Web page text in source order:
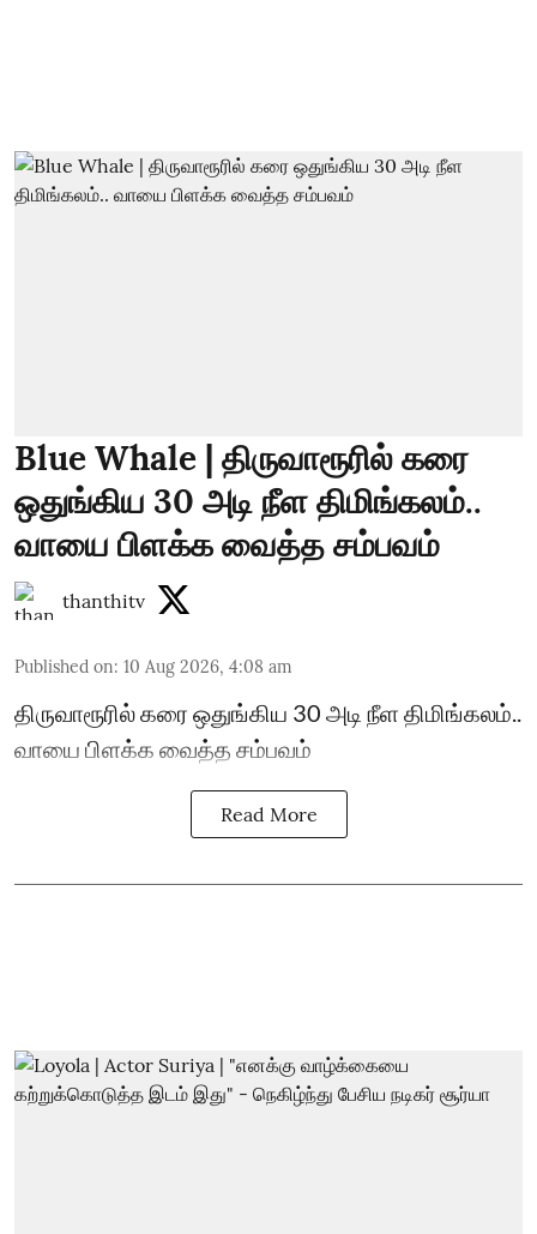
Blue Whale | திருவாரூரில் கரை
ஒதுங்கிய 30 அடி நீள திமிங்கலம்..
வாயை பிளக்க வைத்த சம்பவம்
thanthitv
Published on: 10 Aug 2026, 4:08 am
திருவாரூரில் கரை ஒதுங்கிய 30 அடி நீள திமிங்கலம்..
வாயை பிளக்க வைத்த சம்பவம்
Read More